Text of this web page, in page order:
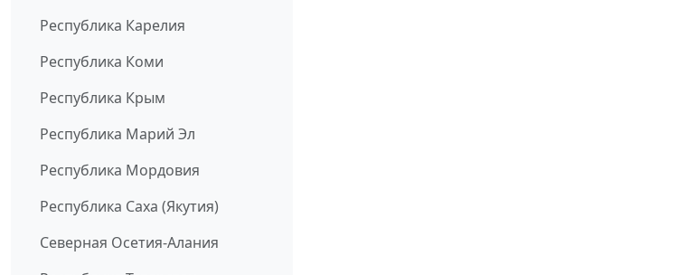
Республика Карелия
Республика Коми
Республика Крым
Республика Марий Эл
Республика Мордовия
Республика Саха (Якутия)
Северная Осетия-Алания